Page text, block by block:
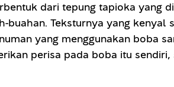
dari tepung tapioka yang
Teksturnya yang kenyal
yang menggunakan boba
perisa pada boba itu